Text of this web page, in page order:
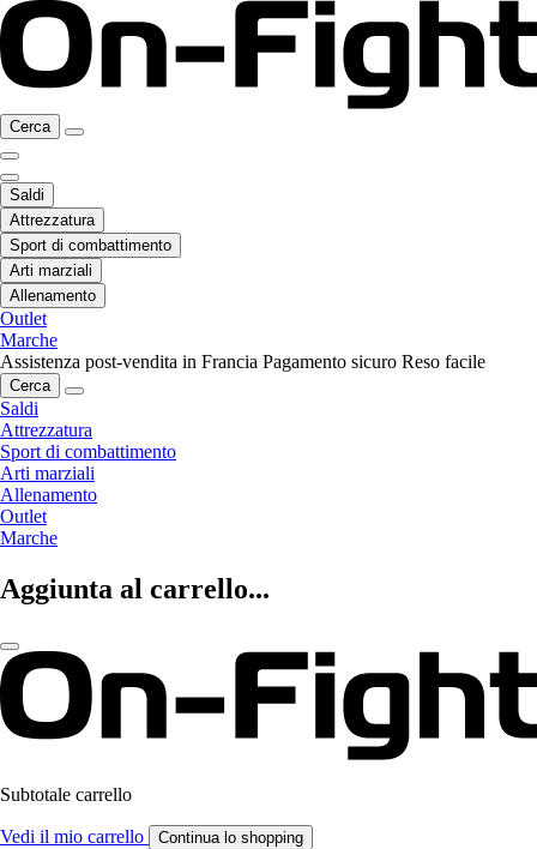
Cerca
Saldi
Attrezzatura
Sport di combattimento
Arti marziali
Allenamento
Outlet
Marche
Assistenza post-vendita in Francia Pagamento sicuro Reso facile
Cerca
Saldi
Attrezzatura
Sport di combattimento
Arti marziali
Allenamento
Outlet
Marche
Aggiunta al carrello...
Subtotale carrello
Vedi il mio carrello Continua lo shopping